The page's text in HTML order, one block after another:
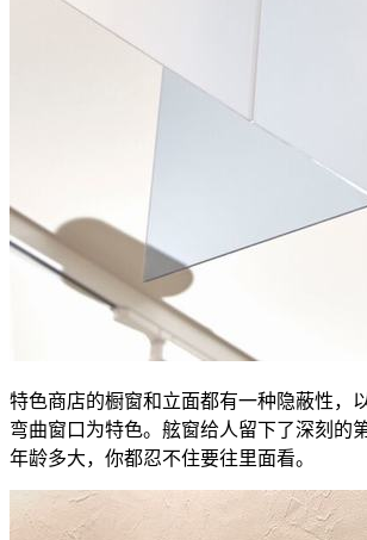
特色商店的橱窗和立面都有一种隐蔽性，
弯曲窗口为特色。舷窗给人留下了深刻
年龄多大，你都忍不住要往里面看。